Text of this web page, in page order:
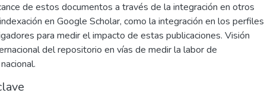
de estos documentos a través de la integración en otros
en Google Scholar, como la integración en los perfiles
para medir el impacto de estas publicaciones. Visión
del repositorio en vías de medir la labor de